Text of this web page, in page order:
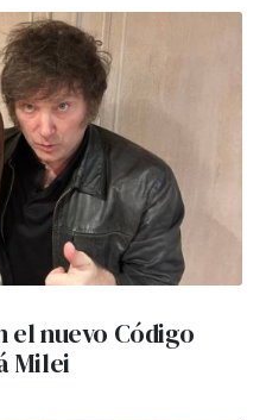
el nuevo Código
Milei